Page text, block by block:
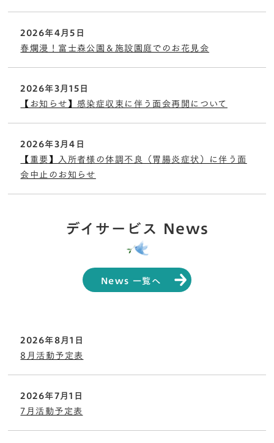
2026年4月5日
春爛漫！富士森公園＆施設園庭でのお花見会
2026年3月15日
【お知らせ】感染症収束に伴う面会再開について
2026年3月4日
【重要】入所者様の体調不良（胃腸炎症状）に伴う面
会中止のお知らせ
デイサービス News
News 一覧へ
2026年8月1日
8月活動予定表
2026年7月1日
7月活動予定表